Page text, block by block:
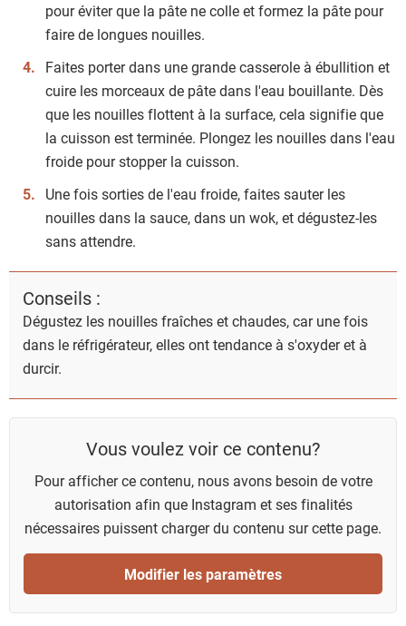
pour éviter que la pâte ne colle et formez la pâte pour
faire de longues nouilles.
Faites porter dans une grande casserole à ébullition et
cuire les morceaux de pâte dans l'eau bouillante. Dès
que les nouilles flottent à la surface, cela signifie que
la cuisson est terminée. Plongez les nouilles dans l'eau
froide pour stopper la cuisson.
Une fois sorties de l'eau froide, faites sauter les
nouilles dans la sauce, dans un wok, et dégustez-les
sans attendre.
Conseils :
Dégustez les nouilles fraîches et chaudes, car une fois
dans le réfrigérateur, elles ont tendance à s'oxyder et à
durcir.
Vous voulez voir ce contenu?
Pour afficher ce contenu, nous avons besoin de votre
autorisation afin que Instagram et ses finalités
nécessaires puissent charger du contenu sur cette page.
Modifier les paramètres